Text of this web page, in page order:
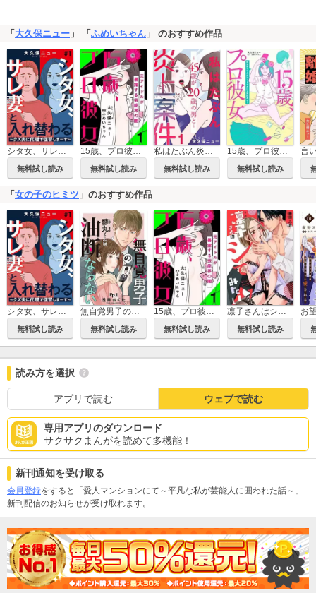
「 大久保ニュー 」 「 ふめいちゃん 」 のおすすめ作品
シタ女、サレ妻と入れ替わる～クズ夫に代理で復讐しまーす～
無料試し読み
15歳、プロ彼女～元アイドルが暴露する芸能界の闇～
無料試し読み
私はたぶん炎上案件～45歳が20歳の男と～
無料試し読み
15歳、プロ彼女～枕営業してた元アイドルだけど質問ある?～【単行本版】
無料試し読み
「 女の子のヒミツ 」のおすすめ作品
シタ女、サレ妻と入れ替わる～クズ夫に代理で復讐しまーす～
無料試し読み
無自覚男子の蓼丸くんは油断ならない
無料試し読み
15歳、プロ彼女～元アイドルが暴露する芸能界の闇～
無料試し読み
凛子さんはシてみたい
無料試し読み
読み方を選択
アプリで読む ウェブで読む
専用アプリのダウンロード
サクサクまんがを読めて多機能！
新刊通知を受け取る
会員登録をすると「愛人マンションにて～平凡な私が芸能人に囲われた話～」
新刊配信のお知らせが受け取れます。